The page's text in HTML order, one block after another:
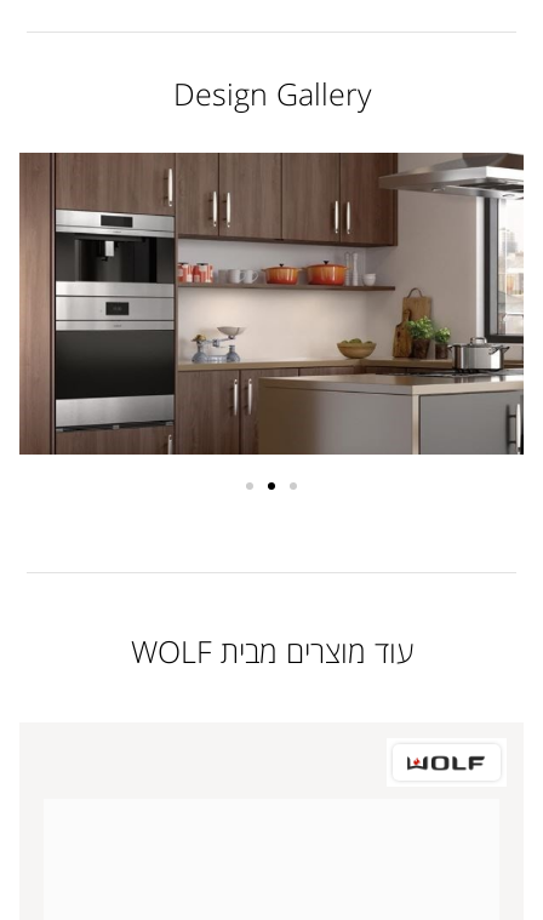
Design Gallery
עוד מוצרים מבית WOLF